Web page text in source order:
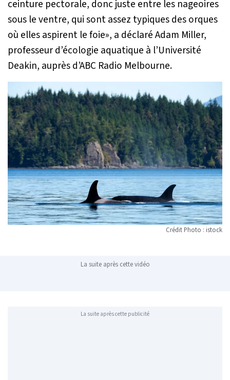
ceinture pectorale, donc juste entre les nageoires
sous le ventre, qui sont assez typiques des orques
où elles aspirent le foie», a déclaré Adam Miller,
professeur d’écologie aquatique à l’Université
Deakin, auprès d’ABC Radio Melbourne.
Crédit Photo : istock
La suite après cette vidéo
La suite après cette publicité